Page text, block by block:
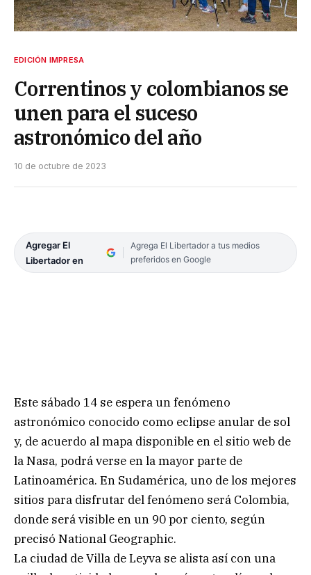
EDICIÓN IMPRESA
Correntinos y colombianos se
unen para el suceso
astronómico del año
10 de octubre de 2023
Agregar El
Libertador en
Agrega El Libertador a tus medios
preferidos en Google
Este sábado 14 se espera un fenómeno
astronómico conocido como eclipse anular de sol
y, de acuerdo al mapa disponible en el sitio web de
la Nasa, podrá verse en la mayor parte de
Latinoamérica. En Sudamérica, uno de los mejores
sitios para disfrutar del fenómeno será Colombia,
donde será visible en un 90 por ciento, según
precisó National Geographic.
La ciudad de Villa de Leyva se alista así con una